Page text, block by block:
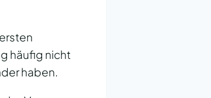
häufig nicht
haben.